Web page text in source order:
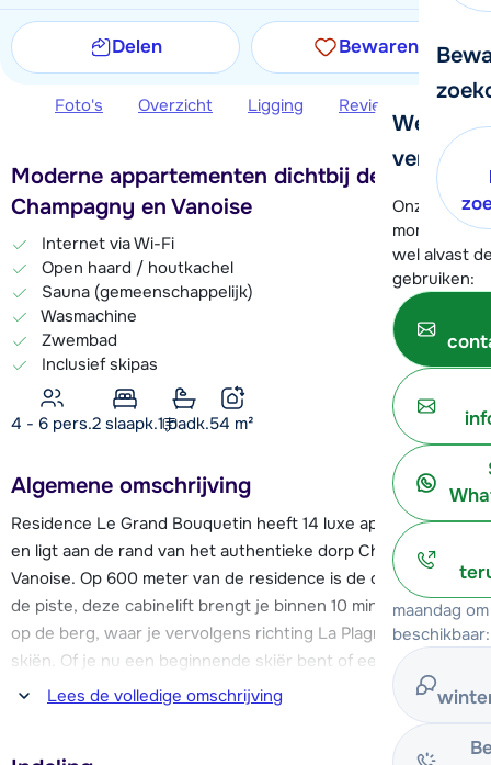
We
verder!
Onze
moment
wel alvast
gebruiken:
maandag
beschikbaar:
Delen Bewaren
Foto's Overzicht Ligging Reviews
Moderne appartementen dichtbij de skilift in
Champagny en Vanoise
Internet via Wi-Fi
Open haard / houtkachel
Sauna (gemeenschappelijk)
Wasmachine
Zwembad
Inclusief skipas
4 - 6 pers.2 slaapk.1 badk.54 m²
Algemene omschrijving
Residence Le Grand Bouquetin heeft 14 luxe appartementen
en ligt aan de rand van het authentieke dorp Champagny en
Vanoise. Op 600 meter van de residence is de cabinelift en
de piste, deze cabinelift brengt je binnen 10 minuten boven
op de berg, waar je vervolgens richting La Plagne kunt
skiën. Of je nu een beginnende skiër bent of een
doorgewinterde expert, in Paradiski - La Plagne vind je
afdalingen voor elk niveau. Na een dag in de sneeuw kun je
heerlijk ontspannen in de résidence. Ontspan in het
Lees de volledige omschrijving